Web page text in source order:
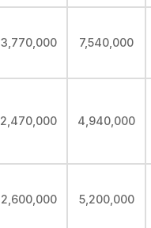
3,770,000 7,540,000
2,470,000 4,940,000
2,600,000 5,200,000